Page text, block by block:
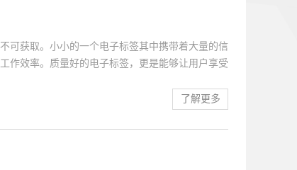
证的扫描系统，会自动触发报警系统。电...
可获取。小小的一个电子标签其中携带着大量的信
作效率。质量好的电子标签，更是能够让用户享受
是为了便于检测分类、追踪定位的。其所在的位置
别定制的电子枪来进行检测，这样就可以做到安全
了解更多